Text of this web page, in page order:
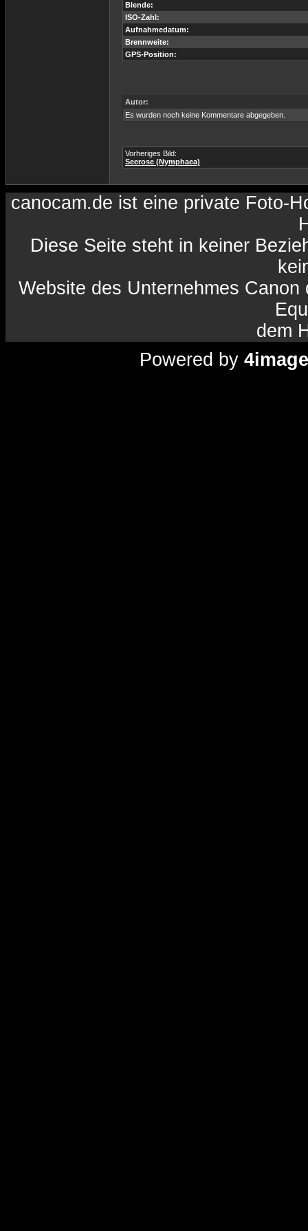
Blende:
ISO-Zahl:
Aufnahmedatum:
Brennweite:
GPS-Position:
Autor:
Es wurden noch keine Kommentare abgegeben.
Vorheriges Bild:
Seerose (Nymphaea)
canocam.de ist eine private Foto-
Diese Seite steht in keiner
Website des Unternehmes
dem
Powered by